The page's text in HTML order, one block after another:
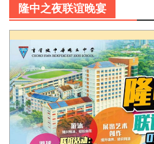
隆中之夜联谊晚宴